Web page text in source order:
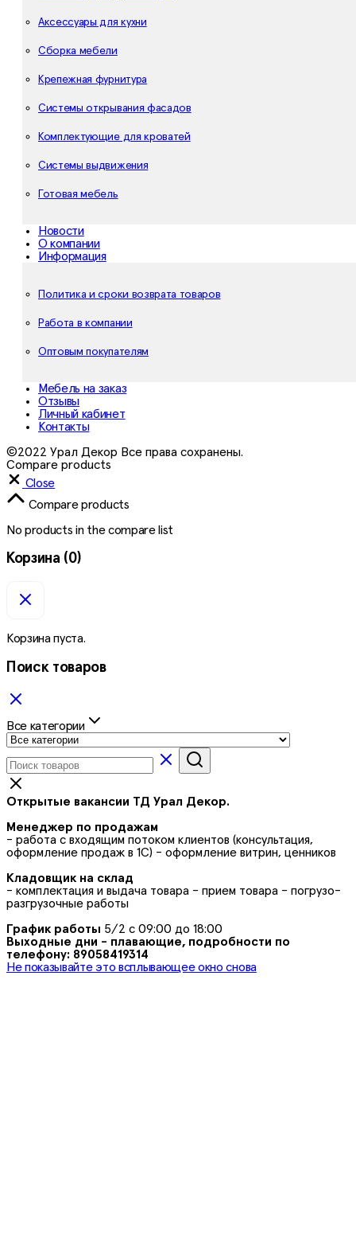
Аксессуары для кухни
Сборка мебели
Крепежная фурнитура
Системы открывания фасадов
Комплектующие для кроватей
Системы выдвижения
Готовая мебель
Новости
О компании
Информация
Политика и сроки возврата товаров
Работа в компании
Оптовым покупателям
Мебель на заказ
Отзывы
Личный кабинет
Контакты
©2022 Урал Декор Все права сохранены.
Compare products
Close
Compare products
No products in the compare list
Корзина (0)
Корзина пуста.
Поиск товаров
Все категории
Открытые вакансии ТД Урал Декор.
Менеджер по продажам
- работа с входящим потоком клиентов (консультация,
оформление продаж в 1С) - оформление витрин, ценников
Кладовщик на склад
- комплектация и выдача товара - прием товара - погрузо-
разгрузочные работы
График работы 5/2 с 09:00 до 18:00
Выходные дни - плавающие, подробности по
телефону: 89058419314
Не показывайте это всплывающее окно снова